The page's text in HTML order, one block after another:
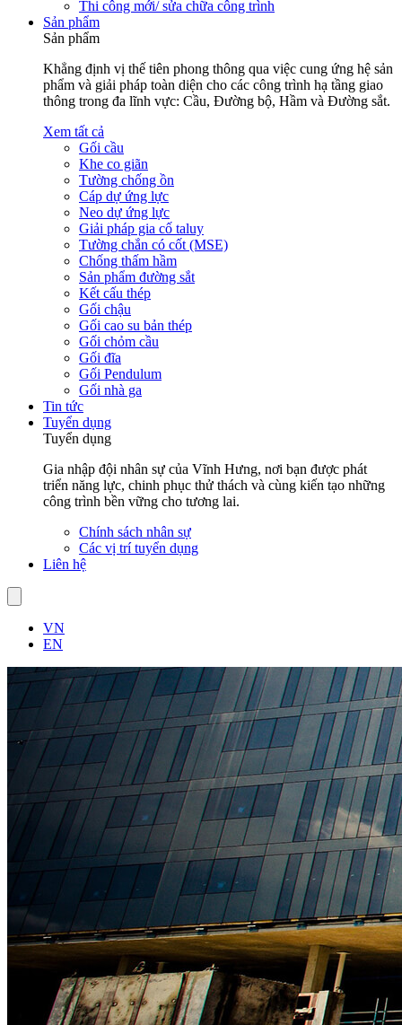
Thi công mới/ sửa chữa công trình
Sản phẩm
Sản phẩm
Khẳng định vị thế tiên phong thông qua việc cung ứng hệ sản
phẩm và giải pháp toàn diện cho các công trình hạ tầng giao
thông trong đa lĩnh vực: Cầu, Đường bộ, Hầm và Đường sắt.
Xem tất cả
Gối cầu
Khe co giãn
Tường chống ồn
Cáp dự ứng lực
Neo dự ứng lực
Giải pháp gia cố taluy
Tường chắn có cốt (MSE)
Chống thấm hầm
Sản phẩm đường sắt
Kết cấu thép
Gối chậu
Gối cao su bản thép
Gối chỏm cầu
Gối đĩa
Gối Pendulum
Gối nhà ga
Tin tức
Tuyển dụng
Tuyển dụng
Gia nhập đội nhân sự của Vĩnh Hưng, nơi bạn được phát
triển năng lực, chinh phục thử thách và cùng kiến tạo những
công trình bền vững cho tương lai.
Chính sách nhân sự
Các vị trí tuyển dụng
Liên hệ
VN
EN